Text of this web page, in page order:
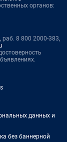
органов:
8 800 2000-383,
данных и
без баннерной